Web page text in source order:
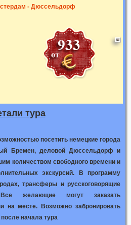
- Дюссельдорф
тура
посетить немецкие города
Бремен, деловой Дюссельдорф и
количеством свободного времени и
экскурсий. В программу
трансферы и русскоговорящие
Все желающие могут заказать
на месте. Возможно забронировать
начала тура